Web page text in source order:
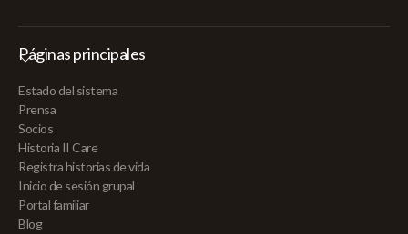
Páginas principales
Estado del sistema
Prensa
Socios
Historia II Care
Registra historias de vida
Inicio de sesión grupal
Portal familiar
Blog